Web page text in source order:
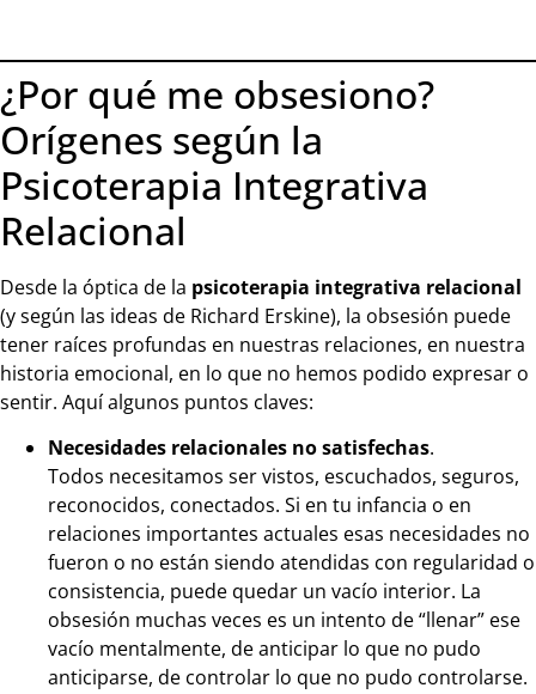
¿Por qué me obsesiono?
Orígenes según la
Psicoterapia Integrativa
Relacional
Desde la óptica de la psicoterapia integrativa relacional
(y según las ideas de Richard Erskine), la obsesión puede
tener raíces profundas en nuestras relaciones, en nuestra
historia emocional, en lo que no hemos podido expresar o
sentir. Aquí algunos puntos claves:
Necesidades relacionales no satisfechas.
Todos necesitamos ser vistos, escuchados, seguros,
reconocidos, conectados. Si en tu infancia o en
relaciones importantes actuales esas necesidades no
fueron o no están siendo atendidas con regularidad o
consistencia, puede quedar un vacío interior. La
obsesión muchas veces es un intento de “llenar” ese
vacío mentalmente, de anticipar lo que no pudo
anticiparse, de controlar lo que no pudo controlarse.